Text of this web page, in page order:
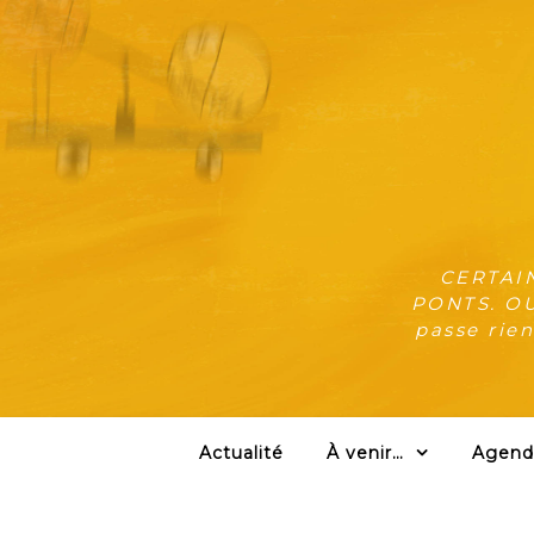
PONTS.
passe
Actualité À venir…